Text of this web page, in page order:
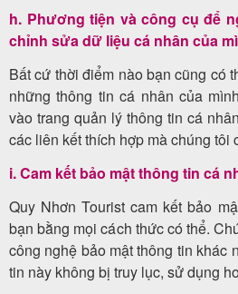
h. Phương tiện và công cụ để
chỉnh sửa dữ liệu cá nhân của
Bất cứ thời điểm nào bạn cũng có
những thông tin cá nhân của
vào trang quản lý thông tin cá
các liên kết thích hợp mà chúng tôi
i. Cam kết bảo mật thông tin cá
Quy Nhơn Tourist cam kết bảo
bạn bằng mọi cách thức có thể.
công nghệ bảo mật thông tin khác
tin này không bị truy lục, sử dụng